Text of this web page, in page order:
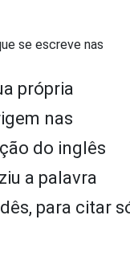
se escreve nas
própria
nas
do inglês
a palavra
para citar